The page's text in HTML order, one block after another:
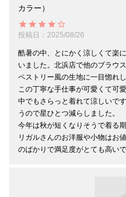
カラー）
投稿日 2025/08/26
酷暑の中、とにかく涼しくて楽
いました。北浜店で他のブラウ
ペストリー風の生地に一目惚れ
この丁寧な手仕事が可愛くて可
中でもさらっと着れて涼しいで
うので星ひとつ減らしました。
今年は秋が短くなりそうで着る
リガルさんのお洋服や小物はお
のばかりで満足度がとても高いで